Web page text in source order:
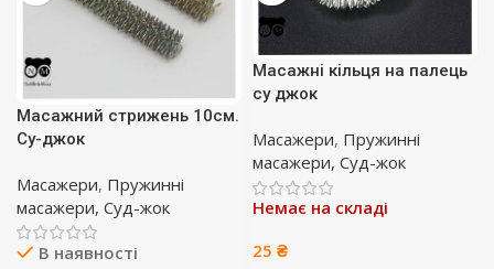
Масажний стрижень 10см.
Су-джок
Масажери, Пружинні
масажери, Суд-жок
В наявності
Масажні кільця на палець
су джок
Масажери, Пружинні
масажери, Суд-жок
Немає на складі
25 ₴